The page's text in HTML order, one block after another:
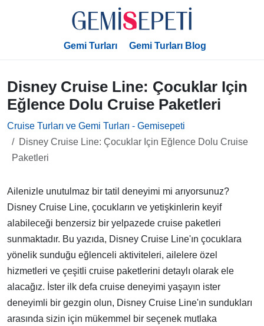
Gemi Turları Gemi Turları Blog
Disney Cruise Line: Çocuklar Için
Eğlence Dolu Cruise Paketleri
Cruise Turları ve Gemi Turları - Gemisepeti
Disney Cruise Line: Çocuklar Için Eğlence Dolu Cruise
Paketleri
Ailenizle unutulmaz bir tatil deneyimi mi arıyorsunuz?
Disney Cruise Line, çocukların ve yetişkinlerin keyif
alabileceği benzersiz bir yelpazede cruise paketleri
sunmaktadır. Bu yazıda, Disney Cruise Line'ın çocuklara
yönelik sunduğu eğlenceli aktiviteleri, ailelere özel
hizmetleri ve çeşitli cruise paketlerini detaylı olarak ele
alacağız. İster ilk defa cruise deneyimi yaşayın ister
deneyimli bir gezgin olun, Disney Cruise Line'ın sundukları
arasında sizin için mükemmel bir seçenek mutlaka